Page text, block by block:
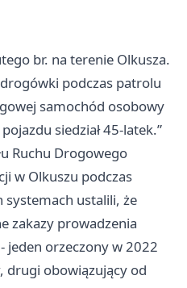
br. na terenie Olkusza.
podczas patrolu
samochód osobowy
siedział 45-latek.”
Ruchu Drogowego
w Olkuszu podczas
systemach ustalili, że
zakazy prowadzenia
jeden orzeczony w 2022
drugi obowiązujący od